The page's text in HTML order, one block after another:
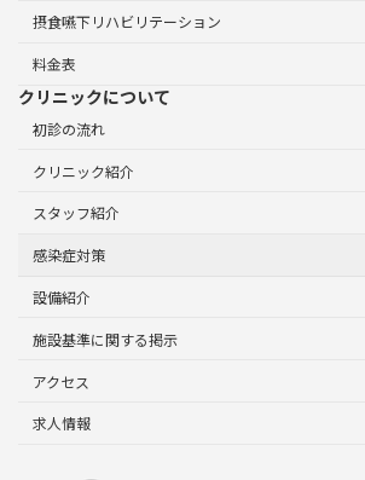
摂食嚥下リハビリテーション
料金表
クリニックについて
初診の流れ
クリニック紹介
スタッフ紹介
感染症対策
設備紹介
施設基準に関する掲示
アクセス
求人情報